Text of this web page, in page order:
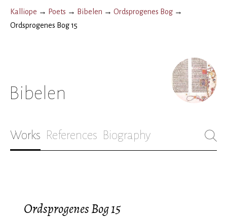
Kalliope → Poets → Bibelen → Ordsprogenes Bog →
Ordsprogenes Bog 15
Bibelen
Works References Biography
Ordsprogenes Bog 15